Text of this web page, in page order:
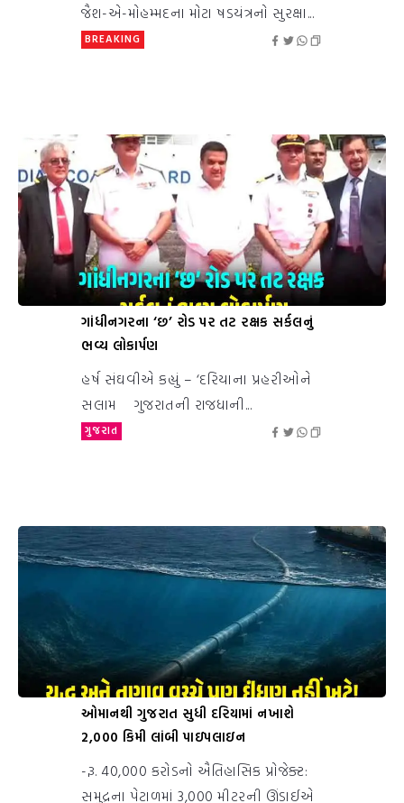
જૈશ-એ-મોહમ્મદના મોટા ષડયંત્રનો સુરક્ષા...
BREAKING
ગાંધીનગરના ‘છ’ રોડ પર તટ રક્ષક સર્કલનું
ભવ્ય લોકાર્પણ
હર્ષ સંઘવીએ કહ્યું – ‘દરિયાના પ્રહરીઓને
સલામ ગુજરાતની રાજધાની...
ગુજરાત
ઓમાનથી ગુજરાત સુધી દરિયામાં નખાશે
2,000 કિમી લાંબી પાઇપલાઇન
-રૂ. 40,000 કરોડનો ઐતિહાસિક પ્રોજેક્ટ:
સમુદ્રના પેટાળમાં 3,000 મીટરની ઊંડાઈએ